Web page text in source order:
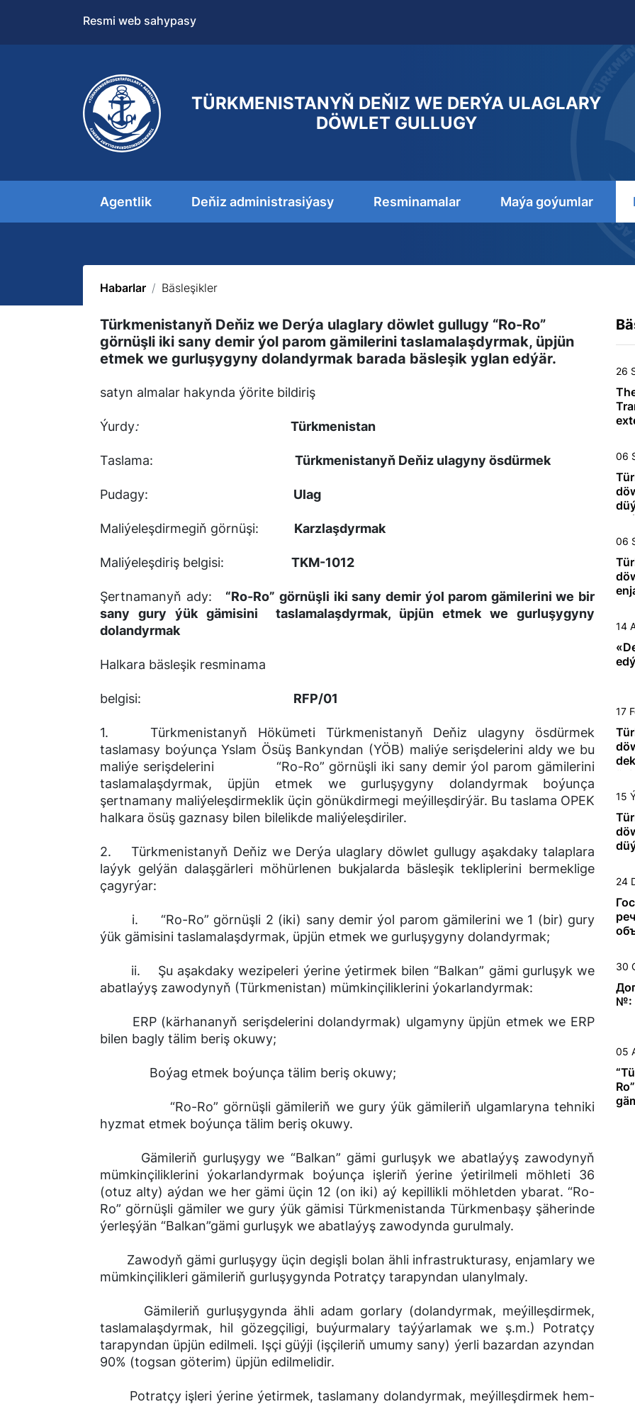
Resmi web sahypasy
TÜRKMENISTANYŇ DEŇIZ WE DERÝA ULAGLARY
DÖWLET GULLUGY
Agentlik Deňiz administrasiýasy Resminamalar Maýa goýumlar
Habarlar Bäsleşikler
Türkmenistanyň Deňiz we Derýa ulaglary döwlet gullugy “Ro-Ro”
görnüşli iki sany demir ýol parom gämilerini taslamalaşdyrmak, üpjün
etmek we gurluşygyny dolandyrmak barada bäsleşik yglan edýär.
satyn almalar hakynda ýörite bildiriş
Ýurdy: Türkmenistan
Taslama: Türkmenistanyň Deňiz ulagyny ösdürmek
Pudagy: Ulag
Maliýeleşdirmegiň görnüşi: Karzlaşdyrmak
Maliýeleşdiriş belgisi: TKM-1012
Şertnamanyň ady: “Ro-Ro” görnüşli iki sany demir ýol parom gämilerini we bir
sany gury ýük gämisini taslamalaşdyrmak, üpjün etmek we gurluşygyny
dolandyrmak
Halkara bäsleşik resminama
belgisi: RFP/01
1. Türkmenistanyň Hökümeti Türkmenistanyň Deňiz ulagyny ösdürmek
taslamasy boýunça Yslam Ösüş Bankyndan (YÖB) maliýe serişdelerini aldy we bu
maliýe serişdelerini “Ro-Ro” görnüşli iki sany demir ýol parom gämilerini
taslamalaşdyrmak, üpjün etmek we gurluşygyny dolandyrmak boýunça
şertnamany maliýeleşdirmeklik üçin gönükdirmegi meýilleşdirýär. Bu taslama OPEK
halkara ösüş gaznasy bilen bilelikde maliýeleşdiriler.
2. Türkmenistanyň Deňiz we Derýa ulaglary döwlet gullugy aşakdaky talaplara
laýyk gelýän dalaşgärleri möhürlenen bukjalarda bäsleşik tekliplerini bermeklige
çagyrýar:
i. “Ro-Ro” görnüşli 2 (iki) sany demir ýol parom gämilerini we 1 (bir) gury
ýük gämisini taslamalaşdyrmak, üpjün etmek we gurluşygyny dolandyrmak;
ii. Şu aşakdaky wezipeleri ýerine ýetirmek bilen “Balkan” gämi gurluşyk we
abatlaýyş zawodynyň (Türkmenistan) mümkinçiliklerini ýokarlandyrmak:
ERP (kärhananyň serişdelerini dolandyrmak) ulgamyny üpjün etmek we ERP
bilen bagly tälim beriş okuwy;
Boýag etmek boýunça tälim beriş okuwy;
“Ro-Ro” görnüşli gämileriň we gury ýük gämileriň ulgamlaryna tehniki
hyzmat etmek boýunça tälim beriş okuwy.
Gämileriň gurluşygy we “Balkan” gämi gurluşyk we abatlaýyş zawodynyň
mümkinçiliklerini ýokarlandyrmak boýunça işleriň ýerine ýetirilmeli möhleti 36
(otuz alty) aýdan we her gämi üçin 12 (on iki) aý kepillikli möhletden ybarat. “Ro-
Ro” görnüşli gämiler we gury ýük gämisi Türkmenistanda Türkmenbaşy şäherinde
ýerleşýän “Balkan”gämi gurluşyk we abatlaýyş zawodynda gurulmaly.
Zawodyň gämi gurluşygy üçin degişli bolan ähli infrastrukturasy, enjamlary we
mümkinçilikleri gämileriň gurluşygynda Potratçy tarapyndan ulanylmaly.
Gämileriň gurluşygynda ähli adam gorlary (dolandyrmak, meýilleşdirmek,
taslamalaşdyrmak, hil gözegçiligi, buýurmalary taýýarlamak we ş.m.) Potratçy
tarapyndan üpjün edilmeli. Işçi güýji (işçileriň umumy sany) ýerli bazardan azyndan
90% (togsan göterim) üpjün edilmelidir.
Potratçy işleri ýerine ýetirmek, taslamany dolandyrmak, meýilleşdirmek hem-
26
06
06
14
17
15
24
30
№:
05